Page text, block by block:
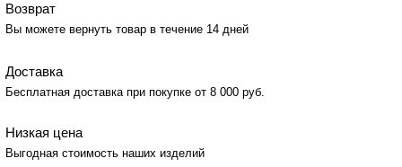
Возврат
Вы можете вернуть товар в течение 14 дней
Доставка
Бесплатная доставка при покупке от 8 000 руб.
Низкая цена
Выгодная стоимость наших изделий